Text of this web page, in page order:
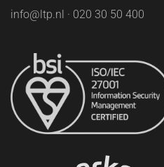
info@ltp.nl · 020 30 50 400